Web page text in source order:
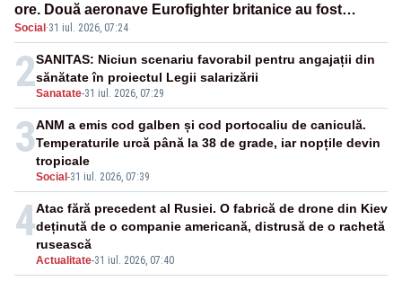
ore. Două aeronave Eurofighter britanice au fost
ridicate de la sol
Social ·31 iul. 2026, 07:24
2Sanatate-31 iul. 2026, 07:29
SANITAS: Niciun scenariu favorabil pentru angajații din
sănătate în proiectul Legii salarizării
3
Social -31 iul. 2026, 07:39
ANM a emis cod galben și cod portocaliu de caniculă.
Temperaturile urcă până la 38 de grade, iar nopțile devin
tropicale
4
Actualitate-31 iul. 2026, 07:40
Atac fără precedent al Rusiei. O fabrică de drone din Kiev
deținută de o companie americană, distrusă de o rachetă
rusească